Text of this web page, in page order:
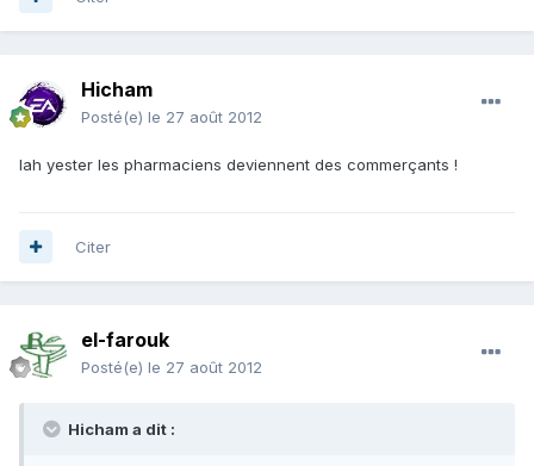
Hicham
Posté(e) le 27 août 2012
lah yester les pharmaciens deviennent des commerçants !
Citer
el-farouk
Posté(e) le 27 août 2012
Hicham a dit :